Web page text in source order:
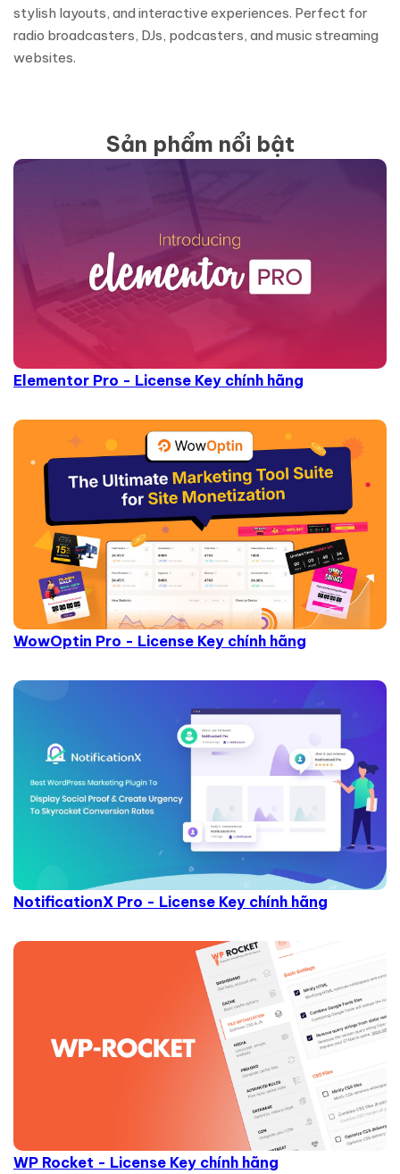
stylish layouts, and interactive experiences. Perfect for
radio broadcasters, DJs, podcasters, and music streaming
websites.
Sản phẩm nổi bật
Elementor Pro - License Key chính hãng
WowOptin Pro - License Key chính hãng
NotificationX Pro - License Key chính hãng
WP Rocket - License Key chính hãng